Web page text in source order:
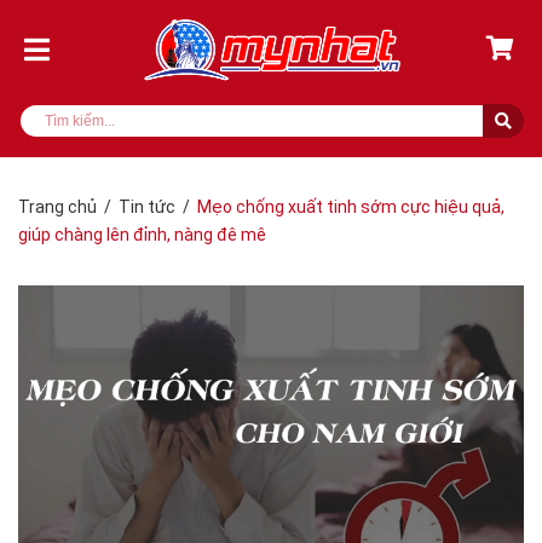
Trang chủ / Tin tức / Mẹo chống xuất tinh sớm cực hiệu quả,
giúp chàng lên đỉnh, nàng đê mê